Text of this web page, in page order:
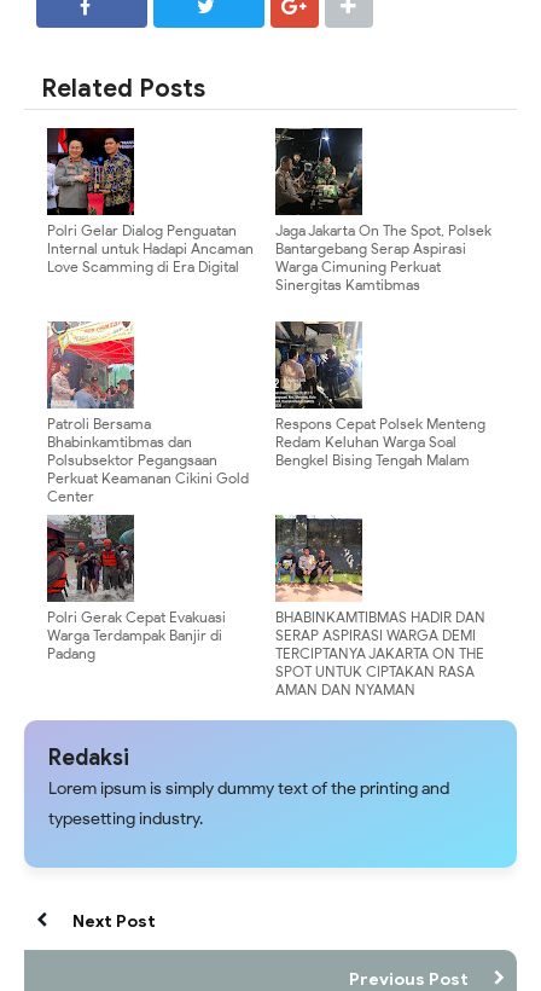
Related Posts
Polri Gelar Dialog Penguatan
Internal untuk Hadapi Ancaman
Love Scamming di Era Digital
Jaga Jakarta On The Spot, Polsek
Bantargebang Serap Aspirasi
Warga Cimuning Perkuat
Sinergitas Kamtibmas
Patroli Bersama
Bhabinkamtibmas dan
Polsubsektor Pegangsaan
Perkuat Keamanan Cikini Gold
Center
Respons Cepat Polsek Menteng
Redam Keluhan Warga Soal
Bengkel Bising Tengah Malam
Polri Gerak Cepat Evakuasi
Warga Terdampak Banjir di
Padang
BHABINKAMTIBMAS HADIR DAN
SERAP ASPIRASI WARGA DEMI
TERCIPTANYA JAKARTA ON THE
SPOT UNTUK CIPTAKAN RASA
AMAN DAN NYAMAN
Redaksi
Lorem ipsum is simply dummy text of the printing and
typesetting industry.
Next Post
Previous Post